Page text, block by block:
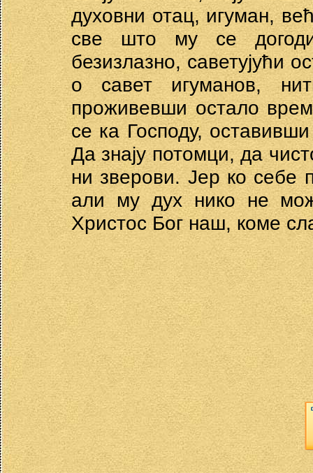
духовни отац, игуман,
све што му се
безизлазно, саветујући
о савет игуманов,
проживевши остало
се ка Господу,
Да знају потомци, да
ни зверови. Јер ко себе
али му дух нико не
Христос Бог наш, коме